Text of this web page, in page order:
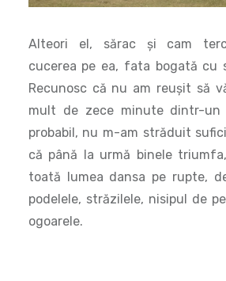
Alteori el, sărac și cam
cucerea pe ea, fata bogată cu
Recunosc că nu am reușit să
mult de zece minute dintr-un
probabil, nu m-am străduit
că până la urmă binele
toată lumea dansa pe rupte,
podelele, străzilele, nisipul de
ogoarele.